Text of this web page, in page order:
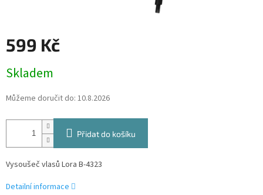
599 Kč
cena:
Skladem
Můžeme doručit do: 10.8.2026
Přidat do košíku
Vysoušeč vlasů Lora B-4323
Detailní informace